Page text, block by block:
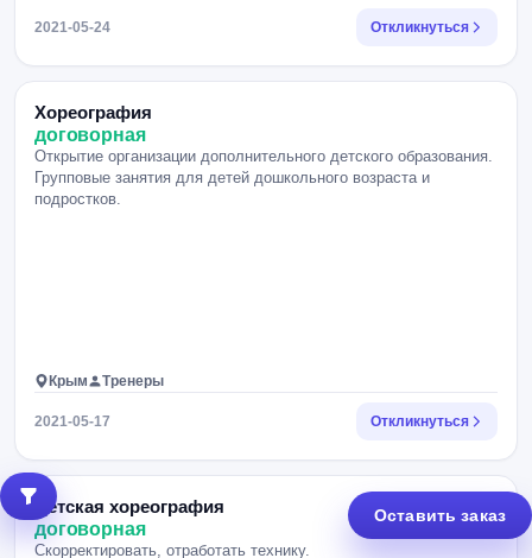
2021-05-24 Откликнуться
Хореография
договорная
Открытие организации дополнительного детского образования.
Групповые занятия для детей дошкольного возраста и
подростков.
Крым Тренеры
2021-05-17 Откликнуться
Детская хореография
договорная
Скорректировать, отработать технику.
Оставить заказ